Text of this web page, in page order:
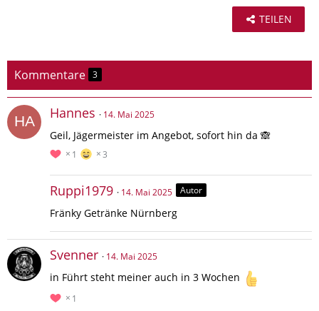
TEILEN
Kommentare 3
Hannes 14. Mai 2025
Geil, Jägermeister im Angebot, sofort hin da 🙈
1 3
Ruppi1979 14. Mai 2025 Autor
Fränky Getränke Nürnberg
Svenner 14. Mai 2025
in Führt steht meiner auch in 3 Wochen
1